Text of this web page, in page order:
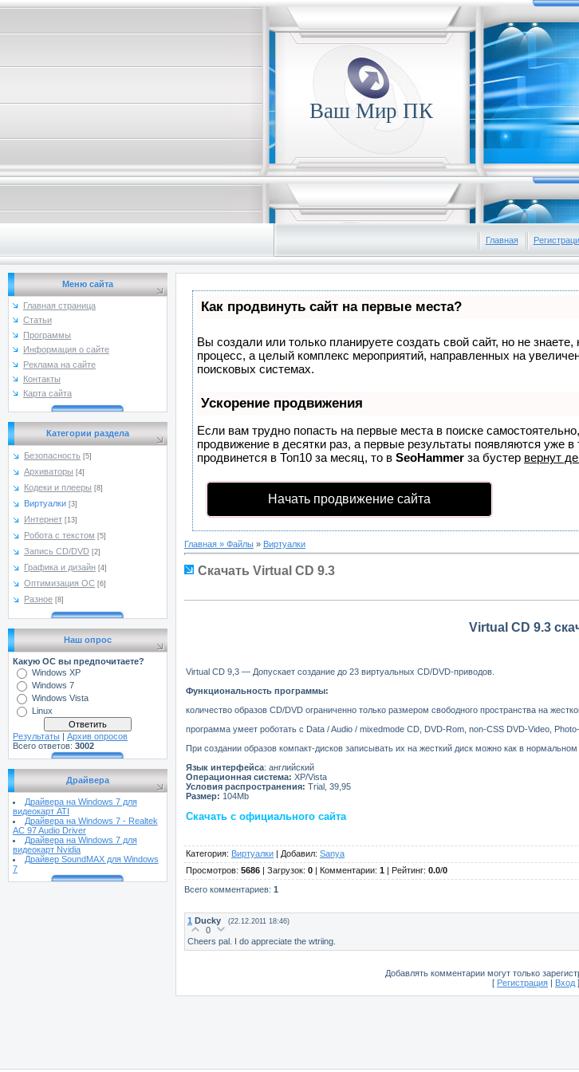
Ваш Мир ПК
Главная
Меню сайта
Главная страница
Статьи
Программы
Информация о сайте
Реклама на сайте
Контакты
Карта сайта
Категории раздела
Безопасность [5]
Архиваторы [4]
Кодеки и плееры [8]
Виртуалки [3]
Интернет [13]
Робота с текстом [5]
Запись CD/DVD [2]
Графика и дизайн [4]
Оптимизация ОС [6]
Разное [8]
Наш опрос
Какую ОС вы предпочитаете?
Windows XP
Windows 7
Windows Vista
Linux
Результаты | Архив опросов
Всего ответов: 3002
Драйвера
Драйвера на Windows 7 для
видеокарт ATI
Драйвера на Windows 7 - Realtek
AC 97 Audio Driver
Драйвера на Windows 7 для
видеокарт Nvidia
Драйвер SoundMAX для Windows
7
Как продвинуть сайт на первые места?
Вы создали или только планируете создать свой сайт, но не
процесс, а целый комплекс мероприятий, направленных на
поисковых системах.
Ускорение продвижения
Если вам трудно попасть на первые места в поиске
продвижение в десятки раз, а первые результаты появляются уже
продвинется в Топ10 за месяц, то в SeoHammer за бустер вернут
Начать продвижение сайта
Главная » Файлы » Виртуалки
Скачать Virtual CD 9.3
Virtual CD 9.3
Virtual CD 9,3 — Допускает создание до 23 виртуальных CD/DVD-приводов.
Функциональность программы:
количество образов CD/DVD ограниченно только размером свободного пространства на
программа умеет роботать с Data / Audio / mixedmode CD, DVD-Rom, non-CSS DVD-Video, Photo-
При создании образов компакт-дисков записывать их на жесткий диск можно как в
Язык интерфейса: английский
Операционная система: XP/Vista
Условия распространения: Trial, 39,95
Размер: 104Mb
Скачать с официального сайта
Категория: Виртуалки Добавил: Sanya
Просмотров: 5686 Загрузок: 0 Комментарии: 1 Рейтинг: 0.0/0
Всего комментариев: 1
1 Ducky (22.12.2011 18:46)
0
Cheers pal. I do appreciate the wtriing.
Добавлять комментарии могут только
[ Регистрация Вход]